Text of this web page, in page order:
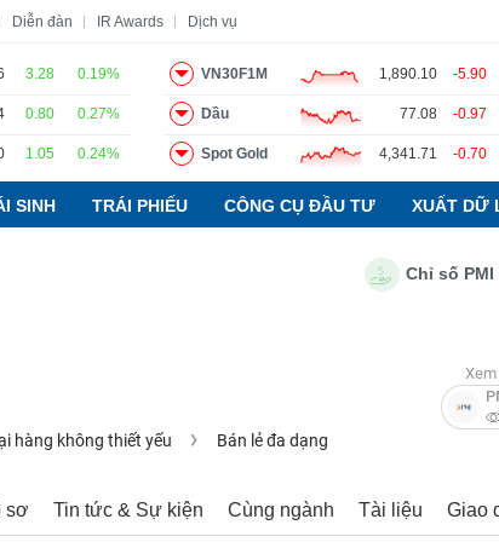
Diễn đàn IR Awards Dịch vụ
3.28 0.19%
0.80 0.27%
1.05 0.24%
VN30F1M 1,890.10 -5.90
Dầu 77.08 -0.97
Spot Gold 4,341.71 -0.70
SINH TRÁI PHIẾU CÔNG CỤ ĐẦU TƯ XUẤT DỮ
Chỉ số PMI
hàng không thiết yếu Bán lẻ đa dạng
sơ Tin tức & Sự kiện Cùng ngành Tài liệu Giao
Báo cáo phân tích Thuật ngữ